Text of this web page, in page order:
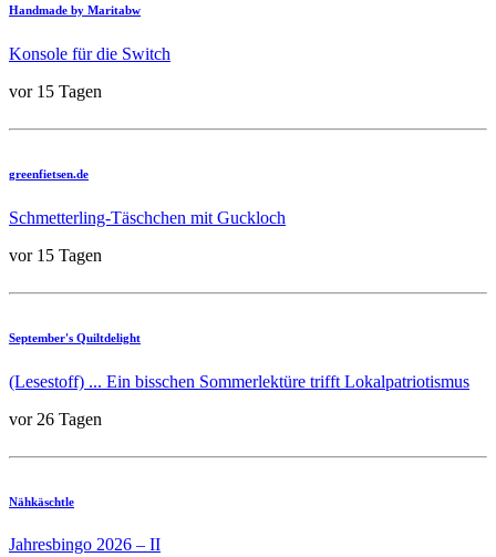
Handmade by Maritabw
Konsole für die Switch
vor 15 Tagen
greenfietsen.de
Schmetterling-Täschchen mit Guckloch
vor 15 Tagen
September's Quiltdelight
(Lesestoff) ... Ein bisschen Sommerlektüre trifft Lokalpatriotismus
vor 26 Tagen
Nähkäschtle
Jahresbingo 2026 – II